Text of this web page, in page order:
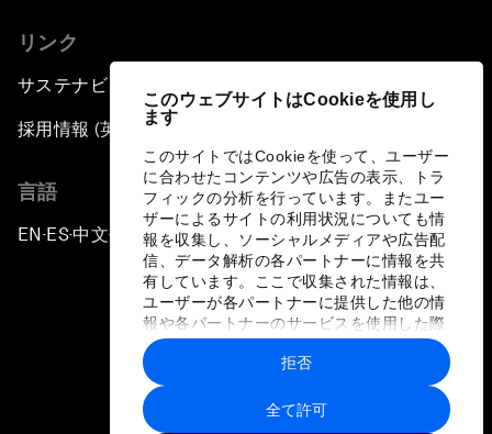
このウェブサイトはCookieを使用し
ます
このサイトではCookieを使って、ユーザー
に合わせたコンテンツや広告の表示、トラ
フィックの分析を行っています。またユー
ザーによるサイトの利用状況についても情
報を収集し、ソーシャルメディアや広告配
信、データ解析の各パートナーに情報を共
有しています。ここで収集された情報は、
ユーザーが各パートナーに提供した他の情
報や各パートナーのサービスを使用した際
に収集された情報と組み合わされ、各パー
トナーによって使用されることがありま
す。
全て許可
拒否
リンク
サステナビリティへの取り組み
採用情報 (英語のみ)
言語
EN ▪ES▪中文▪ 日本語
プライバシーポリシーと利用規約
サイトマップ